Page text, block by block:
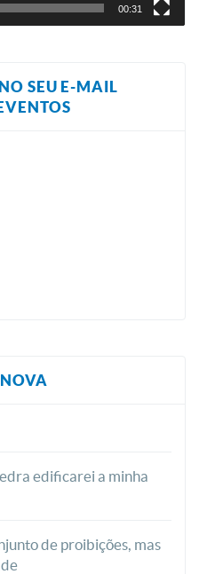
00:31
SEU E-MAIL
edificarei a minha
de proibições, mas